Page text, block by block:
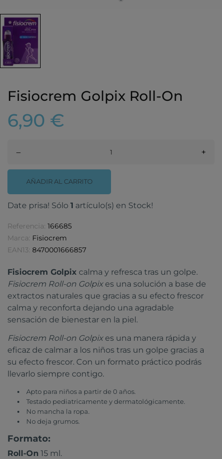
Fisiocrem Golpix Roll-On
6,90 €
– +
AÑADIR AL CARRITO
Date prisa! Sólo 1 artículo(s) en Stock!
Referencia: 166685
Marca: Fisiocrem
EAN13: 8470001666857
Fisiocrem Golpix calma y refresca tras un golpe.
Fisiocrem Roll-on Golpixes una solución a base de
extractos naturales que gracias a su efecto frescor
calma y reconforta dejando una agradable
sensación de bienestar en la piel.
Fisiocrem Roll-on Golpixes una manera rápida y
eficaz de calmar a los niños tras un golpe gracias a
su efecto frescor. Con un formato práctico podrás
llevarlo siempre contigo.
Apto para niños a partir de 0 años.
Testado pediatricamente y dermatológicamente.
No mancha la ropa.
No deja grumos.
Formato:
Roll-On 15 ml.